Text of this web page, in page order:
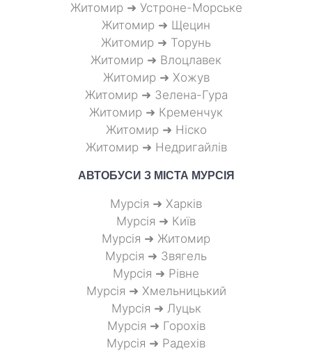
Житомир ➜ Устроне-Морське
Житомир ➜ Щецин
Житомир ➜ Торунь
Житомир ➜ Влоцлавек
Житомир ➜ Хожув
Житомир ➜ Зелена-Гура
Житомир ➜ Кременчук
Житомир ➜ Ніско
Житомир ➜ Недригайлів
АВТОБУСИ З МІСТА МУРСІЯ
Мурсія ➜ Харків
Мурсія ➜ Київ
Мурсія ➜ Житомир
Мурсія ➜ Звягель
Мурсія ➜ Рівне
Мурсія ➜ Хмельницький
Мурсія ➜ Луцьк
Мурсія ➜ Горохів
Мурсія ➜ Радехів